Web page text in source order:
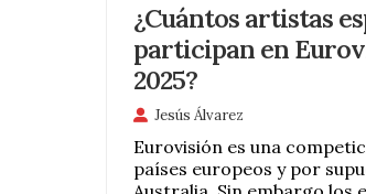
¿Cuántos artistas
participan en
2025?
Jesús Álvarez
Eurovisión es una
países europeos y por